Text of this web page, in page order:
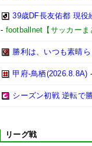
39歳DF長友佑都 現
- footballnet【サッカーま
勝利は、いつも素晴
甲府-鳥栖(2026.8.8A)
シーズン初戦 逆転で
リーグ戦